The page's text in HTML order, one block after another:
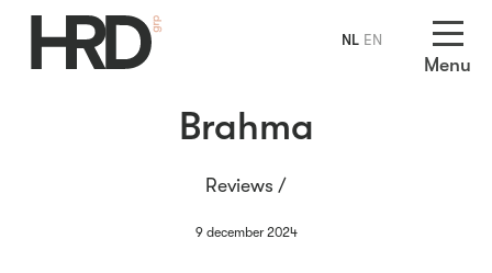
Menu
Brahma
Reviews /
9 december 2024
NL EN